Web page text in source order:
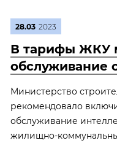
28.03 2023
В тарифы ЖКУ
обслуживание
Министерство
рекомендовало
обслуживание
жилищно-